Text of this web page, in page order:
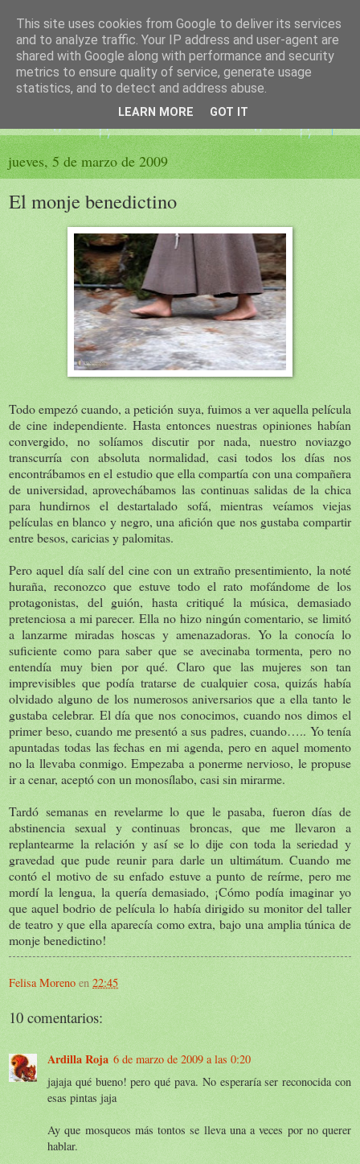
El sueño de las palabras
PÁGINA LITERARIA DE FELISA MORENO
jueves, 5 de marzo de 2009
El monje benedictino
Todo empezó cuando, a petición suya, fuimos a ver aquella película
de cine independiente. Hasta entonces nuestras opiniones habían
convergido, no solíamos discutir por nada, nuestro noviazgo
transcurría con absoluta normalidad, casi todos los días nos
encontrábamos en el estudio que ella compartía con una compañera
de universidad, aprovechábamos las continuas salidas de la chica
para hundirnos el destartalado sofá, mientras veíamos viejas
películas en blanco y negro, una afición que nos gustaba compartir
entre besos, caricias y palomitas.
Pero aquel día salí del cine con un extraño presentimiento, la noté
huraña, reconozco que estuve todo el rato mofándome de los
protagonistas, del guión, hasta critiqué la música, demasiado
pretenciosa a mi parecer. Ella no hizo ningún comentario, se limitó
a lanzarme miradas hoscas y amenazadoras. Yo la conocía lo
suficiente como para saber que se avecinaba tormenta, pero no
entendía muy bien por qué. Claro que las mujeres son tan
imprevisibles que podía tratarse de cualquier cosa, quizás había
olvidado alguno de los numerosos aniversarios que a ella tanto le
gustaba celebrar. El día que nos conocimos, cuando nos dimos el
primer beso, cuando me presentó a sus padres, cuando….. Yo tenía
apuntadas todas las fechas en mi agenda, pero en aquel momento
no la llevaba conmigo. Empezaba a ponerme nervioso, le propuse
ir a cenar, aceptó con un monosílabo, casi sin mirarme.
Tardó semanas en revelarme lo que le pasaba, fueron días de
abstinencia sexual y continuas broncas, que me llevaron a
replantearme la relación y así se lo dije con toda la seriedad y
gravedad que pude reunir para darle un ultimátum. Cuando me
contó el motivo de su enfado estuve a punto de reírme, pero me
mordí la lengua, la quería demasiado, ¡Cómo podía imaginar yo
que aquel bodrio de película lo había dirigido su monitor del taller
de teatro y que ella aparecía como extra, bajo una amplia túnica de
monje benedictino!
Felisa Moreno en 22:45
10 comentarios:
Ardilla Roja 6 de marzo de 2009 a las 0:20
jajaja qué bueno! pero qué pava. No esperaría ser reconocida con
esas pintas jaja
Ay que mosqueos más tontos se lleva una a veces por no querer
hablar.
This site uses cookies from Google to deliver its services
and to analyze traffic. Your IP address and user-agent are
shared with Google along with performance and security
metrics to ensure quality of service, generate usage
statistics, and to detect and address abuse.
LEARN MORE GOT IT